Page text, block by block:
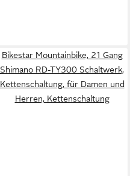
Bikestar Mountainbike, 21 Gang
Shimano RD-TY300 Schaltwerk,
Kettenschaltung, für Damen und
Herren, Kettenschaltung